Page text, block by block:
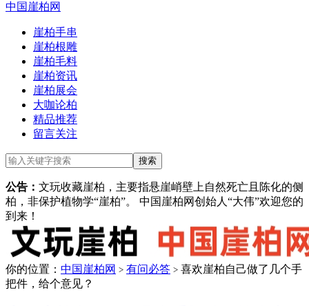
中国崖柏网
崖柏手串
崖柏根雕
崖柏毛料
崖柏资讯
崖柏展会
大咖论柏
精品推荐
留言关注
公告： 文玩收藏崖柏，主要指悬崖峭壁上自然死亡且陈化的侧
柏，非保护植物学“崖柏”。 中国崖柏网创始人“大伟”欢迎您的
到来！
你的位置： 中国崖柏网 > 有问必答 > 喜欢崖柏自己做了几个手
把件，给个意见？